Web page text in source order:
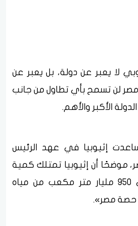
لا يعبر عن دولة، بل يعبر عن
مصر لن تسمح بأي تطاول من جانب
الأكبر والأهم.
إثيوبيا في عهد الرئيس
موضحًا أن إثيوبيا تمتلك كمية
من الأمطار تصل إلى 950 مليار متر مكعب من مياه
حصة مصر».